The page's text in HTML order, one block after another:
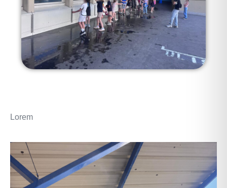
Lorem